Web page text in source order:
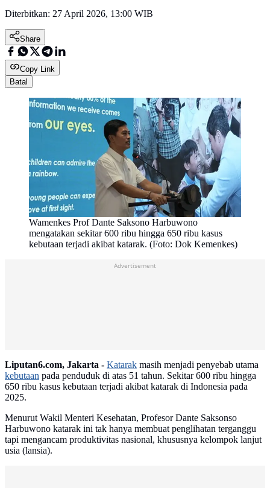
Diterbitkan: 27 April 2026, 13:00 WIB
Share
Copy Link
Batal
Wamenkes Prof Dante Saksono Harbuwono
mengatakan sekitar 600 ribu hingga 650 ribu kasus
kebutaan terjadi akibat katarak. (Foto: Dok Kemenkes)
Advertisement
Liputan6.com, Jakarta - Katarak masih menjadi penyebab utama
kebutaan pada penduduk di atas 51 tahun. Sekitar 600 ribu hingga
650 ribu kasus kebutaan terjadi akibat katarak di Indonesia pada
2025.
Menurut Wakil Menteri Kesehatan, Profesor Dante Saksonso
Harbuwono katarak ini tak hanya membuat penglihatan terganggu
tapi mengancam produktivitas nasional, khususnya kelompok lanjut
usia (lansia).